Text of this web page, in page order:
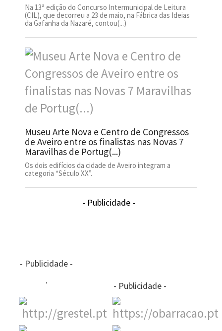
Na 13ª edição do Concurso Intermunicipal de Leitura
(CIL), que decorreu a 23 de maio, na Fábrica das Ideias
da Gafanha da Nazaré, contou(...)
Museu Arte Nova e Centro de Congressos
de Aveiro entre os finalistas nas Novas 7
Maravilhas de Portug(...)
Os dois edifícios da cidade de Aveiro integram a
categoria “Século XX”.
- Publicidade -
- Publicidade -
- Publicidade -